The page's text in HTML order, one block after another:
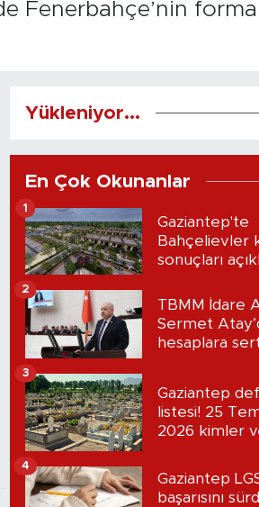
Fenerbahçe’nin forma
Yükleniyor...
En Çok Okunanlar
Gaziantep'te
Bahçelievler
sonuçları
1
TBMM İdare
Sermet
hesaplara sert
2
Gaziantep
listesi! 25
2026 kimler
3
Gaziantep
başarısını
4